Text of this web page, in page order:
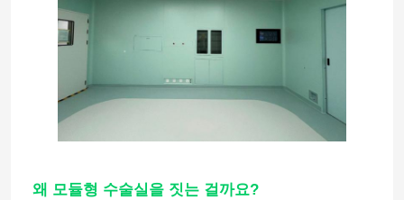
왜 모듈형 수술실을 짓는 걸까요?